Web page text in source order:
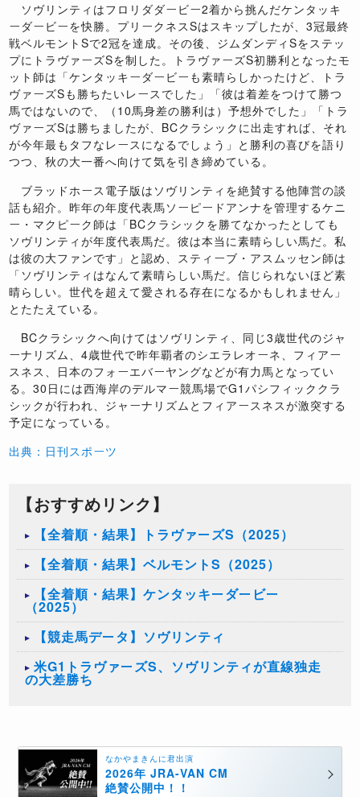
ソヴリンティはフロリダダービー2着から挑んだケンタッキ
ーダービーを快勝。プリークネスSはスキップしたが、3冠最終
戦ベルモントSで2冠を達成。その後、ジムダンディSをステッ
プにトラヴァーズSを制した。トラヴァーズS初勝利となったモ
ット師は「ケンタッキーダービーも素晴らしかったけど、トラ
ヴァーズSも勝ちたいレースでした」「彼は着差をつけて勝つ
馬ではないので、（10馬身差の勝利は）予想外でした」「トラ
ヴァーズSは勝ちましたが、BCクラシックに出走すれば、それ
が今年最もタフなレースになるでしょう」と勝利の喜びを語り
つつ、秋の大一番へ向けて気を引き締めている。
ブラッドホース電子版はソヴリンティを絶賛する他陣営の談
話も紹介。昨年の年度代表馬ソーピードアンナを管理するケニ
ー・マクピーク師は「BCクラシックを勝てなかったとしても
ソヴリンティが年度代表馬だ。彼は本当に素晴らしい馬だ。私
は彼の大ファンです」と認め、スティーブ・アスムッセン師は
「ソヴリンティはなんて素晴らしい馬だ。信じられないほど素
晴らしい。世代を超えて愛される存在になるかもしれません」
とたたえている。
BCクラシックへ向けてはソヴリンティ、同じ3歳世代のジャ
ーナリズム、4歳世代で昨年覇者のシエラレオーネ、フィアー
スネス、日本のフォーエバーヤングなどが有力馬となってい
る。30日には西海岸のデルマー競馬場でG1パシフィッククラ
シックが行われ、ジャーナリズムとフィアースネスが激突する
予定になっている。
出典：日刊スポーツ
【おすすめリンク】
【全着順・結果】トラヴァーズS（2025）
【全着順・結果】ベルモントS（2025）
【全着順・結果】ケンタッキーダービー
（2025）
【競走馬データ】ソヴリンティ
米G1トラヴァーズS、ソヴリンティが直線独走
の大差勝ち
なかやまきんに君出演
2026年 JRA-VAN CM
絶賛公開中！！